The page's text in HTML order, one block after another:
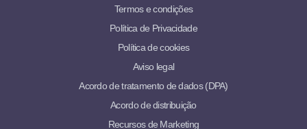
Termos e condições
Política de Privacidade
Política de cookies
Aviso legal
Acordo de tratamento de dados (DPA)
Acordo de distribuição
Recursos de Marketing